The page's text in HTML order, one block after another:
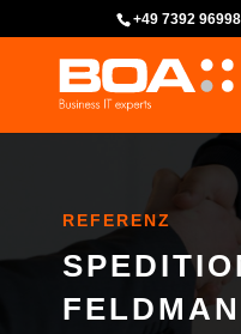
+49 7392
REFERENZ